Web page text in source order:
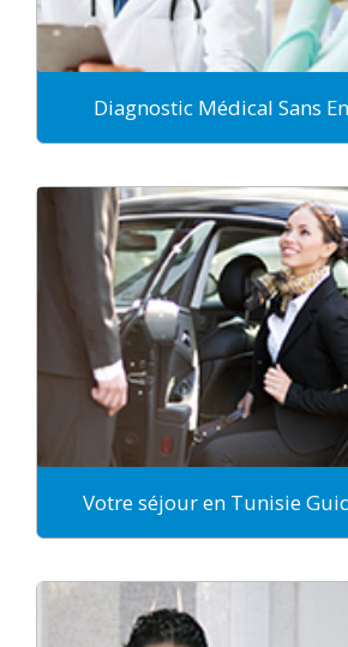
Diagnostic Médical Sans
Votre séjour en Tunisie